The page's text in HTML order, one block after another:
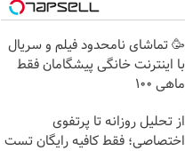
🥳 تماشای نامحدود فیلم و سریال
با اینترنت خانگی پیشگامان فقط
ماهی 100
از تحلیل روزانه تا پرتفوی
اختصاصی؛ فقط کافیه رایگان تست